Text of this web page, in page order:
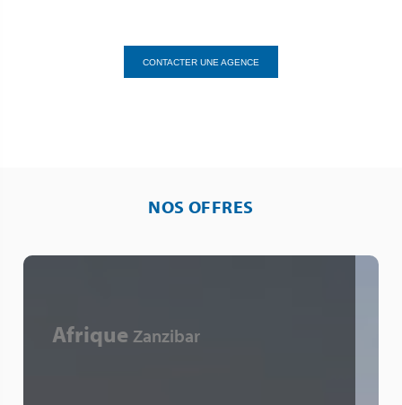
CONTACTER UNE AGENCE
NOS OFFRES
Afrique Zanzibar